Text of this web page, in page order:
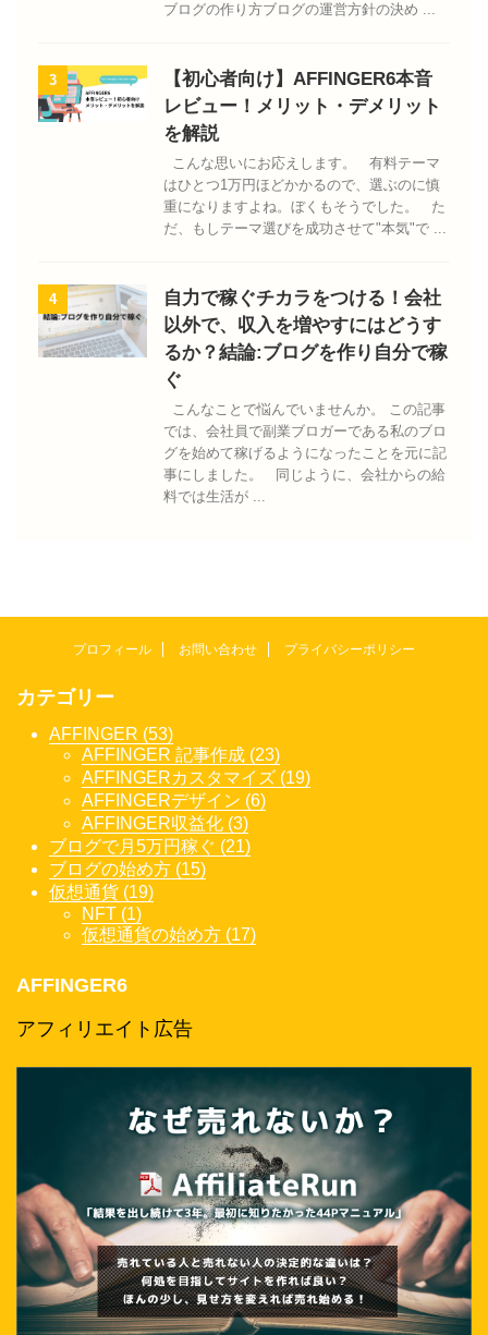
ブログの作り方ブログの運営方針の決め ...
3
【初心者向け】AFFINGER6本音
レビュー！メリット・デメリット
を解説
こんな思いにお応えします。 有料テーマ
はひとつ1万円ほどかかるので、選ぶのに慎
重になりますよね。ぼくもそうでした。 た
だ、もしテーマ選びを成功させて"本気"で ...
4
自力で稼ぐチカラをつける！会社
以外で、収入を増やすにはどうす
るか？結論:ブログを作り自分で稼
ぐ
こんなことで悩んでいませんか。 この記事
では、会社員で副業ブロガーである私のブロ
グを始めて稼げるようになったことを元に記
事にしました。 同じように、会社からの給
料では生活が ...
プロフィール お問い合わせ プライバシーポリシー
カテゴリー
AFFINGER (53)
AFFINGER 記事作成 (23)
AFFINGERカスタマイズ (19)
AFFINGERデザイン (6)
AFFINGER収益化 (3)
ブログで月5万円稼ぐ (21)
ブログの始め方 (15)
仮想通貨 (19)
NFT (1)
仮想通貨の始め方 (17)
AFFINGER6
アフィリエイト広告